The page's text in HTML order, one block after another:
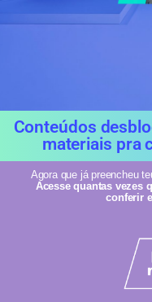
Conteúdos
materiais pra
Agora que já preencheu
Acesse quantas vezes
conferir